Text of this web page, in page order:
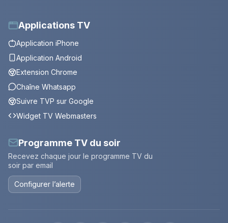
Applications TV
Application iPhone
Application Android
Extension Chrome
Chaîne Whatsapp
Suivre TVP sur Google
Widget TV Webmasters
Programme TV du soir
Recevez chaque jour le programme TV du
soir par email
Configurer l’alerte